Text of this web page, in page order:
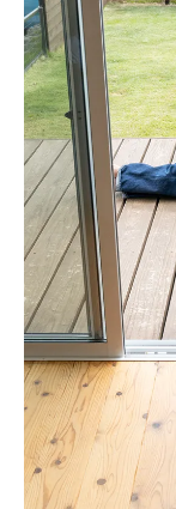
お客様
建売住宅よ
家族の
将来的
個性を
快適さ
設備の
長期
福岡県大牟
な自由設計
地域に
地元
自然